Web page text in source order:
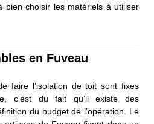
bien choisir les matériels à utiliser
en Fuveau
faire l’isolation de toit sont fixes
c'est du fait qu’il existe des
du budget de l’opération. Le